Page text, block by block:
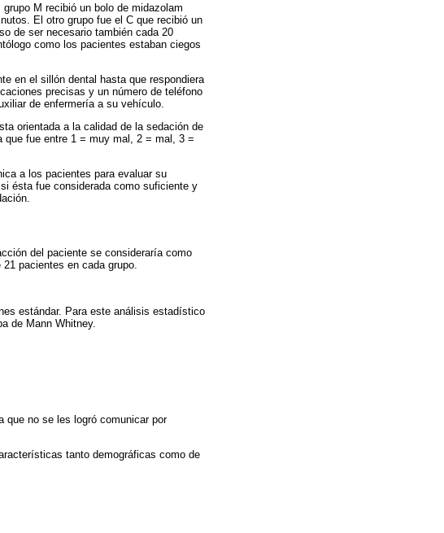
M recibió un bolo de midazolam
El otro grupo fue el C que recibió un
de ser necesario también cada 20
como los pacientes estaban ciegos
en el sillón dental hasta que respondiera
precisas y un número de teléfono
de enfermería a su vehículo.
orientada a la calidad de la sedación de
que fue entre 1 = muy mal, 2 = mal, 3 =
a los pacientes para evaluar su
ésta fue considerada como suficiente y
del paciente se consideraría como
pacientes en cada grupo.
estándar. Para este análisis estadístico
de Mann Whitney.
que no se les logró comunicar por
tanto demográficas como de